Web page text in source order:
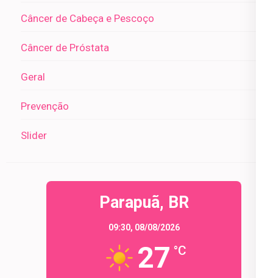
Câncer de Cabeça e Pescoço
Câncer de Próstata
Geral
Prevenção
Slider
Parapuã, BR
09:30, 08/08/2026
27 °C